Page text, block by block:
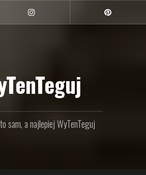
sam, a najlepiej WyTenTeguj